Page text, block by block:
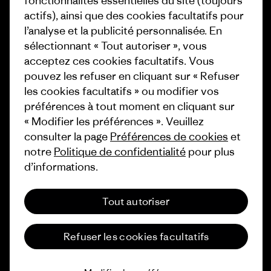
1% For The Planet
Comment nous finançons
Nos magasins
Industry program
Programme d’affiliation
Patagonia Belgique Plan du site
© 2026 Patagonia, Inc. All Rights Reserved.
français
actifs), ainsi que des cookies facultatifs pour
l’analyse et la publicité personnalisée. En
sélectionnant « Tout autoriser », vous
acceptez ces cookies facultatifs. Vous
pouvez les refuser en cliquant sur « Refuser
les cookies facultatifs » ou modifier vos
préférences à tout moment en cliquant sur
« Modifier les préférences ». Veuillez
consulter la page Préférences de cookies et
notre Politique de confidentialité pour plus
d’informations.
Tout autoriser
Refuser les cookies facultatifs